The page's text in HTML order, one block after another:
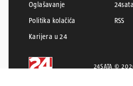
Oglašavanje
Politika kolačića
RSS
Karijera u 24
24SATA ©